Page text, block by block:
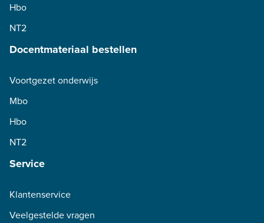
Hbo
NT2
Docentmateriaal bestellen
Voortgezet onderwijs
Mbo
Hbo
NT2
Service
Klantenservice
Veelgestelde vragen